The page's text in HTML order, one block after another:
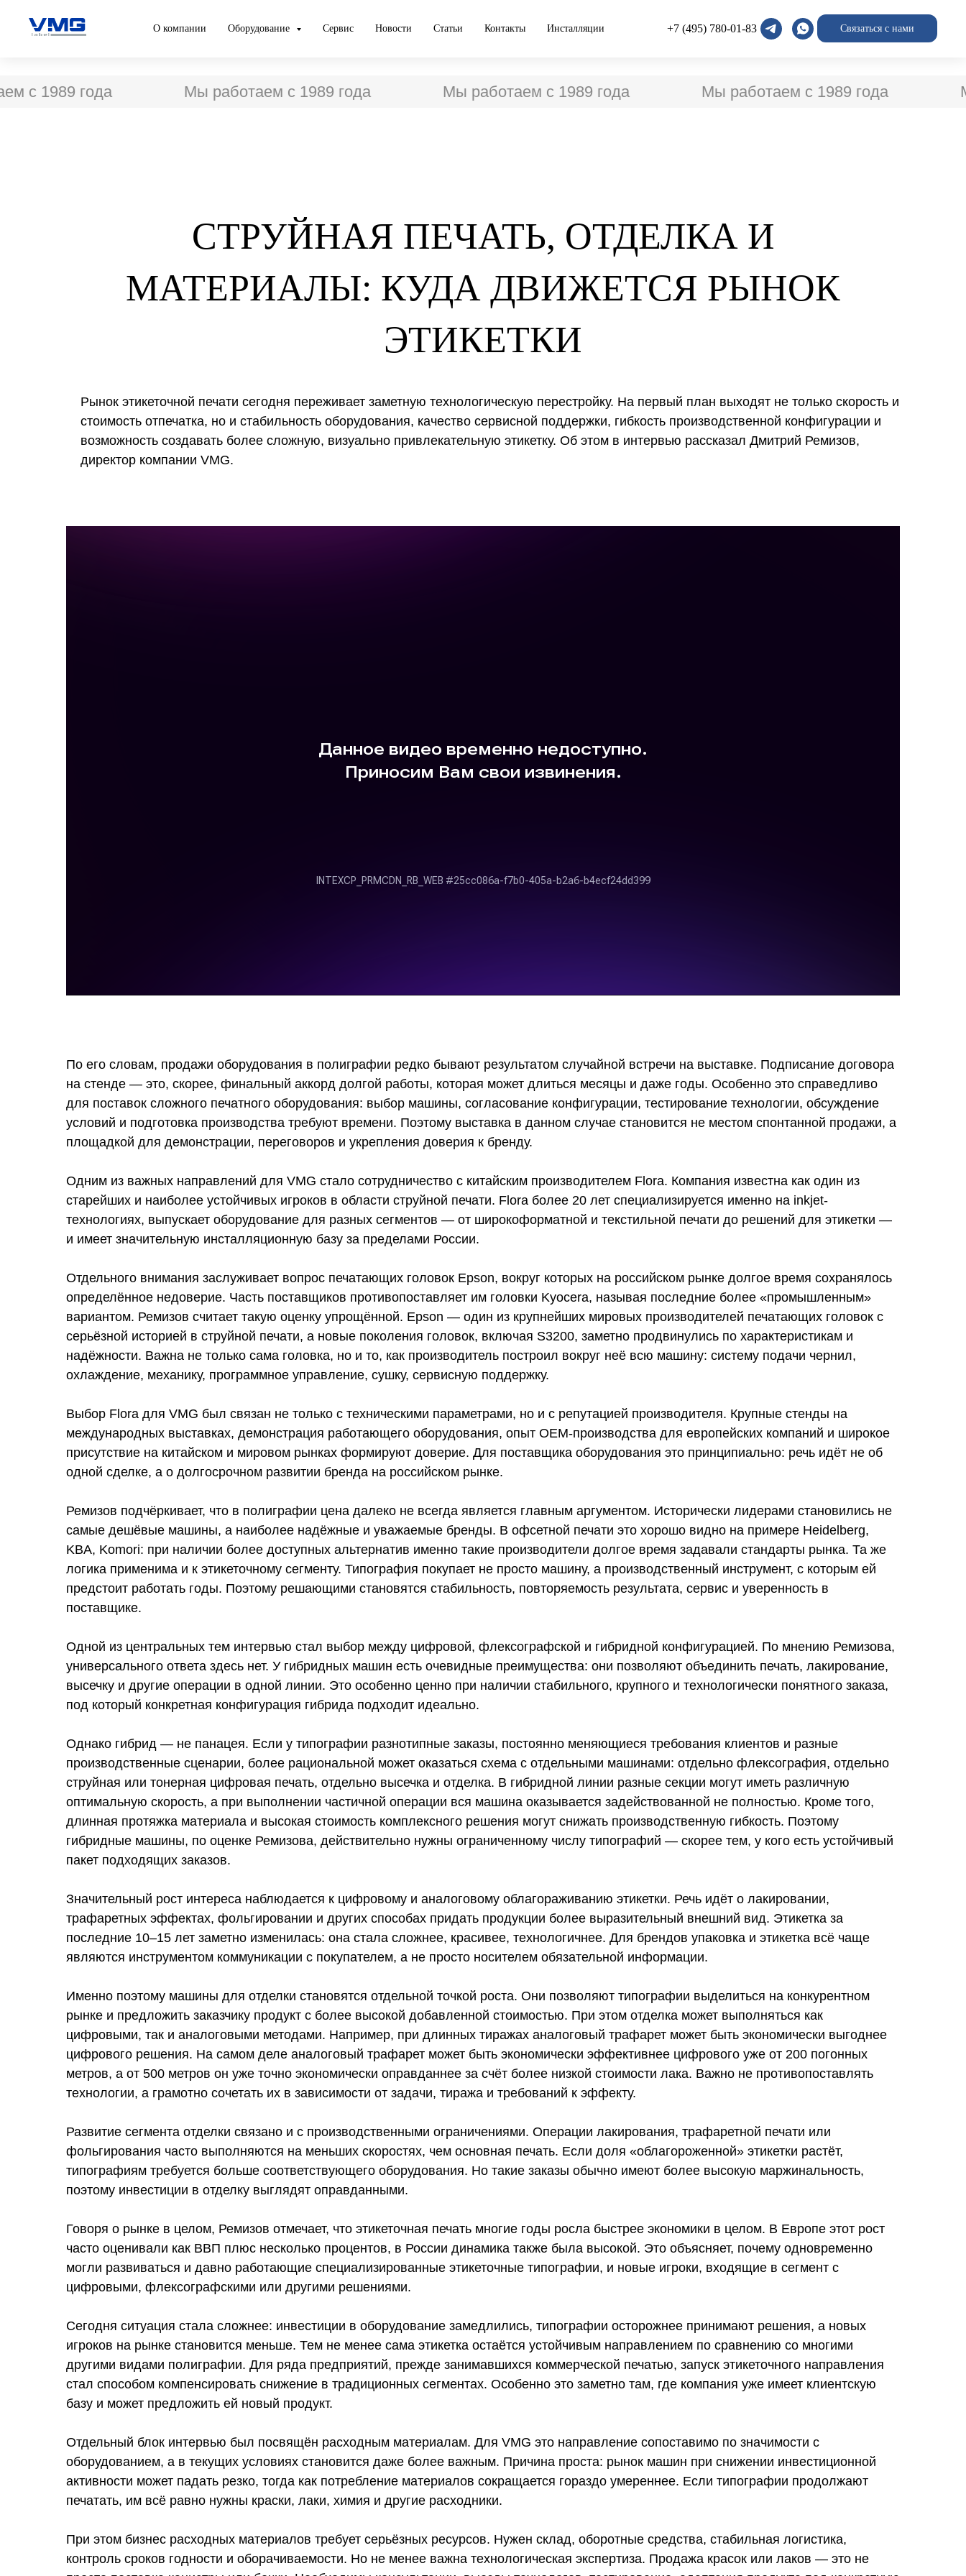
О компании Оборудование Сервис Новости Статьи Контакты Инсталляции +7 (495) 780-01-83 Связаться с нами
1989 года Мы работаем с 1989 года Мы работаем с 1989 года Мы работаем с 1989 года
СТРУЙНАЯ ПЕЧАТЬ, ОТДЕЛКА И
МАТЕРИАЛЫ: КУДА ДВИЖЕТСЯ РЫНОК
ЭТИКЕТКИ
Рынок этикеточной печати сегодня переживает заметную технологическую перестройку. На первый план выходят не только скорость и
стоимость отпечатка, но и стабильность оборудования, качество сервисной поддержки, гибкость производственной конфигурации и
возможность создавать более сложную, визуально привлекательную этикетку. Об этом в интервью рассказал Дмитрий Ремизов,
директор компании VMG.
По его словам, продажи оборудования в полиграфии редко бывают результатом случайной встречи на выставке. Подписание договора
на стенде — это, скорее, финальный аккорд долгой работы, которая может длиться месяцы и даже годы. Особенно это справедливо
для поставок сложного печатного оборудования: выбор машины, согласование конфигурации, тестирование технологии, обсуждение
условий и подготовка производства требуют времени. Поэтому выставка в данном случае становится не местом спонтанной продажи, а
площадкой для демонстрации, переговоров и укрепления доверия к бренду.
Одним из важных направлений для VMG стало сотрудничество с китайским производителем Flora. Компания известна как один из
старейших и наиболее устойчивых игроков в области струйной печати. Flora более 20 лет специализируется именно на inkjet-
технологиях, выпускает оборудование для разных сегментов — от широкоформатной и текстильной печати до решений для этикетки —
и имеет значительную инсталляционную базу за пределами России.
Отдельного внимания заслуживает вопрос печатающих головок Epson, вокруг которых на российском рынке долгое время сохранялось
определённое недоверие. Часть поставщиков противопоставляет им головки Kyocera, называя последние более «промышленным»
вариантом. Ремизов считает такую оценку упрощённой. Epson — один из крупнейших мировых производителей печатающих головок с
серьёзной историей в струйной печати, а новые поколения головок, включая S3200, заметно продвинулись по характеристикам и
надёжности. Важна не только сама головка, но и то, как производитель построил вокруг неё всю машину: систему подачи чернил,
охлаждение, механику, программное управление, сушку, сервисную поддержку.
Выбор Flora для VMG был связан не только с техническими параметрами, но и с репутацией производителя. Крупные стенды на
международных выставках, демонстрация работающего оборудования, опыт OEM-производства для европейских компаний и широкое
присутствие на китайском и мировом рынках формируют доверие. Для поставщика оборудования это принципиально: речь идёт не об
одной сделке, а о долгосрочном развитии бренда на российском рынке.
Ремизов подчёркивает, что в полиграфии цена далеко не всегда является главным аргументом. Исторически лидерами становились не
самые дешёвые машины, а наиболее надёжные и уважаемые бренды. В офсетной печати это хорошо видно на примере Heidelberg,
KBA, Komori: при наличии более доступных альтернатив именно такие производители долгое время задавали стандарты рынка. Та же
логика применима и к этикеточному сегменту. Типография покупает не просто машину, а производственный инструмент, с которым ей
предстоит работать годы. Поэтому решающими становятся стабильность, повторяемость результата, сервис и уверенность в
поставщике.
Одной из центральных тем интервью стал выбор между цифровой, флексографской и гибридной конфигурацией. По мнению Ремизова,
универсального ответа здесь нет. У гибридных машин есть очевидные преимущества: они позволяют объединить печать, лакирование,
высечку и другие операции в одной линии. Это особенно ценно при наличии стабильного, крупного и технологически понятного заказа,
под который конкретная конфигурация гибрида подходит идеально.
Однако гибрид — не панацея. Если у типографии разнотипные заказы, постоянно меняющиеся требования клиентов и разные
производственные сценарии, более рациональной может оказаться схема с отдельными машинами: отдельно флексография, отдельно
струйная или тонерная цифровая печать, отдельно высечка и отделка. В гибридной линии разные секции могут иметь различную
оптимальную скорость, а при выполнении частичной операции вся машина оказывается задействованной не полностью. Кроме того,
длинная протяжка материала и высокая стоимость комплексного решения могут снижать производственную гибкость. Поэтому
гибридные машины, по оценке Ремизова, действительно нужны ограниченному числу типографий — скорее тем, у кого есть устойчивый
пакет подходящих заказов.
Значительный рост интереса наблюдается к цифровому и аналоговому облагораживанию этикетки. Речь идёт о лакировании,
трафаретных эффектах, фольгировании и других способах придать продукции более выразительный внешний вид. Этикетка за
последние 10–15 лет заметно изменилась: она стала сложнее, красивее, технологичнее. Для брендов упаковка и этикетка всё чаще
являются инструментом коммуникации с покупателем, а не просто носителем обязательной информации.
Именно поэтому машины для отделки становятся отдельной точкой роста. Они позволяют типографии выделиться на конкурентном
рынке и предложить заказчику продукт с более высокой добавленной стоимостью. При этом отделка может выполняться как
цифровыми, так и аналоговыми методами. Например, при длинных тиражах аналоговый трафарет может быть экономически выгоднее
цифрового решения. На самом деле аналоговый трафарет может быть экономически эффективнее цифрового уже от 200 погонных
метров, а от 500 метров он уже точно экономически оправданнее за счёт более низкой стоимости лака. Важно не противопоставлять
технологии, а грамотно сочетать их в зависимости от задачи, тиража и требований к эффекту.
Развитие сегмента отделки связано и с производственными ограничениями. Операции лакирования, трафаретной печати или
фольгирования часто выполняются на меньших скоростях, чем основная печать. Если доля «облагороженной» этикетки растёт,
типографиям требуется больше соответствующего оборудования. Но такие заказы обычно имеют более высокую маржинальность,
поэтому инвестиции в отделку выглядят оправданными.
Говоря о рынке в целом, Ремизов отмечает, что этикеточная печать многие годы росла быстрее экономики в целом. В Европе этот рост
часто оценивали как ВВП плюс несколько процентов, в России динамика также была высокой. Это объясняет, почему одновременно
могли развиваться и давно работающие специализированные этикеточные типографии, и новые игроки, входящие в сегмент с
цифровыми, флексографскими или другими решениями.
Сегодня ситуация стала сложнее: инвестиции в оборудование замедлились, типографии осторожнее принимают решения, а новых
игроков на рынке становится меньше. Тем не менее сама этикетка остаётся устойчивым направлением по сравнению со многими
другими видами полиграфии. Для ряда предприятий, прежде занимавшихся коммерческой печатью, запуск этикеточного направления
стал способом компенсировать снижение в традиционных сегментах. Особенно это заметно там, где компания уже имеет клиентскую
базу и может предложить ей новый продукт.
Отдельный блок интервью был посвящён расходным материалам. Для VMG это направление сопоставимо по значимости с
оборудованием, а в текущих условиях становится даже более важным. Причина проста: рынок машин при снижении инвестиционной
активности может падать резко, тогда как потребление материалов сокращается гораздо умереннее. Если типографии продолжают
печатать, им всё равно нужны краски, лаки, химия и другие расходники.
При этом бизнес расходных материалов требует серьёзных ресурсов. Нужен склад, оборотные средства, стабильная логистика,
контроль сроков годности и оборачиваемости. Но не менее важна технологическая экспертиза. Продажа красок или лаков — это не